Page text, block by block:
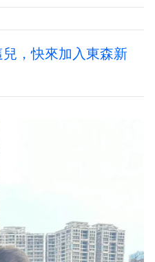
，快來加入東森新